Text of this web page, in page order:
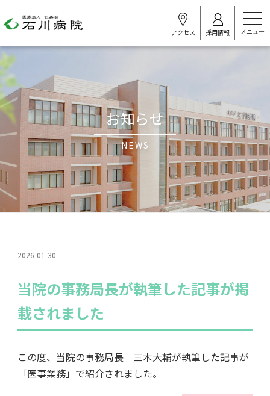
アクセス 採用情報
t
o
g
g
a
t
i
o
n
お知らせ
NEWS
2026-01-30
当院の事務局長が執筆した記事が掲
載されました
この度、当院の事務局長 三木大輔が執筆した記事が
「医事業務」で紹介されました。